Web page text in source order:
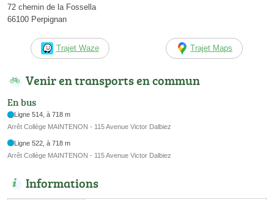
72 chemin de la Fossella
66100 Perpignan
Trajet Waze Trajet Maps
Venir en transports en commun
En bus
Ligne 514, à 718 m
Arrêt Collège MAINTENON - 115 Avenue Victor Dalbiez
Ligne 522, à 718 m
Arrêt Collège MAINTENON - 115 Avenue Victor Dalbiez
Informations